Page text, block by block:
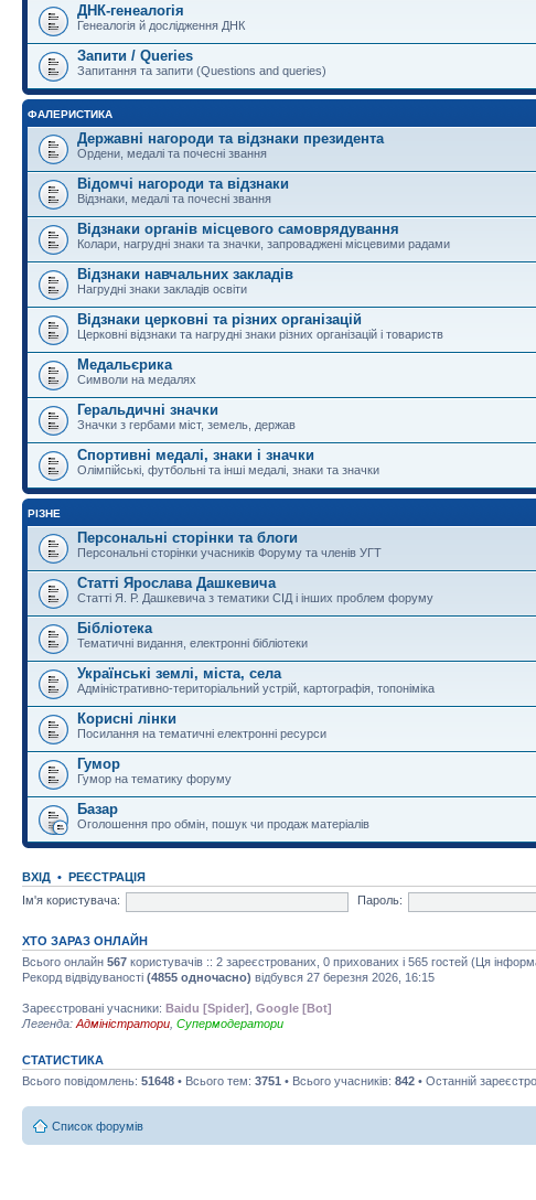
ДНК-генеалогія
Генеалогія й дослідження ДНК
Запити / Queries
Запитання та запити (Questions and queries)
ФАЛЕРИСТИКА
Державні нагороди та відзнаки президента
Ордени, медалі та почесні звання
Відомчі нагороди та відзнаки
Відзнаки, медалі та почесні звання
Відзнаки органів місцевого самоврядування
Колари, нагрудні знаки та значки, запроваджені місцевими радами
Відзнаки навчальних закладів
Нагрудні знаки закладів освіти
Відзнаки церковні та різних організацій
Церковні відзнаки та нагрудні знаки різних організацій і товариств
Медальєрика
Символи на медалях
Геральдичні значки
Значки з гербами міст, земель, держав
Спортивні медалі, знаки і значки
Олімпійські, футбольні та інші медалі, знаки та значки
РІЗНЕ
Персональні сторінки та блоги
Персональні сторінки учасників Форуму та членів УГТ
Статті Ярослава Дашкевича
Статті Я. Р. Дашкевича з тематики СІД і інших проблем форуму
Бібліотека
Тематичні видання, електронні бібліотеки
Українські землі, міста, села
Адміністративно-територіальний устрій, картографія, топоніміка
Корисні лінки
Посилання на тематичні електронні ресурси
Гумор
Гумор на тематику форуму
Базар
Оголошення про обмін, пошук чи продаж матеріалів
ВХІД • РЕЄСТРАЦІЯ
Ім'я користувача:
Пароль:
ХТО ЗАРАЗ ОНЛАЙН
Всього онлайн 567 користувачів :: 2 зареєстрованих, 0 прихованих і 565 гостей (Ця
Рекорд відвідуваності (4855 одночасно) відбувся 27 березня 2026, 16:15
Зареєстровані учасники: Baidu [Spider] Google [Bot]
Легенда: Адміністратори Супермодератори
СТАТИСТИКА
Всього повідомлень: 51648 • Всього тем: 3751 • Всього учасників: 842 • Останній
Список форумів